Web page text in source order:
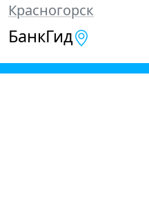
Красногорск
БанкГид